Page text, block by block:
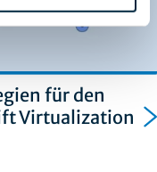
für den
Virtualization